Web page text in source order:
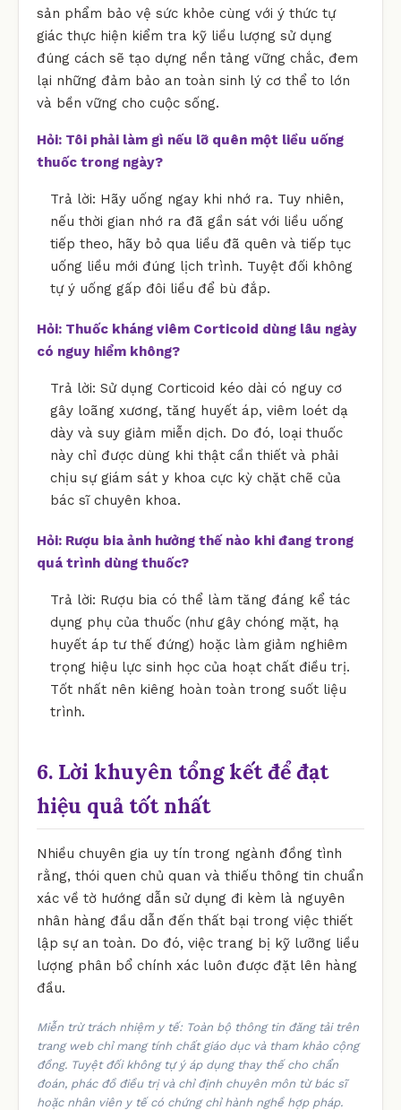
sản phẩm bảo vệ sức khỏe cùng với ý thức tự
giác thực hiện kiểm tra kỹ liều lượng sử dụng
đúng cách sẽ tạo dựng nền tảng vững chắc, đem
lại những đảm bảo an toàn sinh lý cơ thể to lớn
và bền vững cho cuộc sống.
Hỏi: Tôi phải làm gì nếu lỡ quên một liều uống
thuốc trong ngày?
Trả lời: Hãy uống ngay khi nhớ ra. Tuy nhiên,
nếu thời gian nhớ ra đã gần sát với liều uống
tiếp theo, hãy bỏ qua liều đã quên và tiếp tục
uống liều mới đúng lịch trình. Tuyệt đối không
tự ý uống gấp đôi liều để bù đắp.
Hỏi: Thuốc kháng viêm Corticoid dùng lâu ngày
có nguy hiểm không?
Trả lời: Sử dụng Corticoid kéo dài có nguy cơ
gây loãng xương, tăng huyết áp, viêm loét dạ
dày và suy giảm miễn dịch. Do đó, loại thuốc
này chỉ được dùng khi thật cần thiết và phải
chịu sự giám sát y khoa cực kỳ chặt chẽ của
bác sĩ chuyên khoa.
Hỏi: Rượu bia ảnh hưởng thế nào khi đang trong
quá trình dùng thuốc?
Trả lời: Rượu bia có thể làm tăng đáng kể tác
dụng phụ của thuốc (như gây chóng mặt, hạ
huyết áp tư thế đứng) hoặc làm giảm nghiêm
trọng hiệu lực sinh học của hoạt chất điều trị.
Tốt nhất nên kiêng hoàn toàn trong suốt liệu
trình.
6. Lời khuyên tổng kết để đạt
hiệu quả tốt nhất
Nhiều chuyên gia uy tín trong ngành đồng tình
rằng, thói quen chủ quan và thiếu thông tin chuẩn
xác về tờ hướng dẫn sử dụng đi kèm là nguyên
nhân hàng đầu dẫn đến thất bại trong việc thiết
lập sự an toàn. Do đó, việc trang bị kỹ lưỡng liều
lượng phân bổ chính xác luôn được đặt lên hàng
đầu.
Miễn trừ trách nhiệm y tế: Toàn bộ thông tin đăng tải trên
trang web chỉ mang tính chất giáo dục và tham khảo cộng
đồng. Tuyệt đối không tự ý áp dụng thay thế cho chẩn
đoán, phác đồ điều trị và chỉ định chuyên môn từ bác sĩ
hoặc nhân viên y tế có chứng chỉ hành nghề hợp pháp.